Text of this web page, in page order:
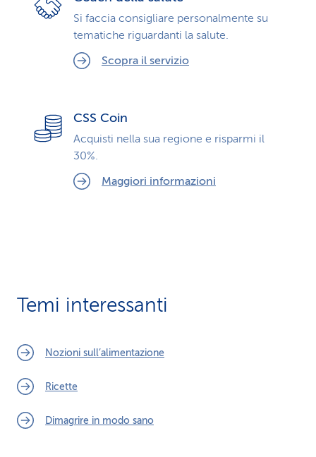
Si faccia consigliare personalmente su
tematiche riguardanti la salute.
Scopra il servizio
CSS Coin
Acquisti nella sua regione e risparmi il
30%.
Maggiori informazioni
Temi interessanti
Nozioni sull’alimentazione
Ricette
Dimagrire in modo sano